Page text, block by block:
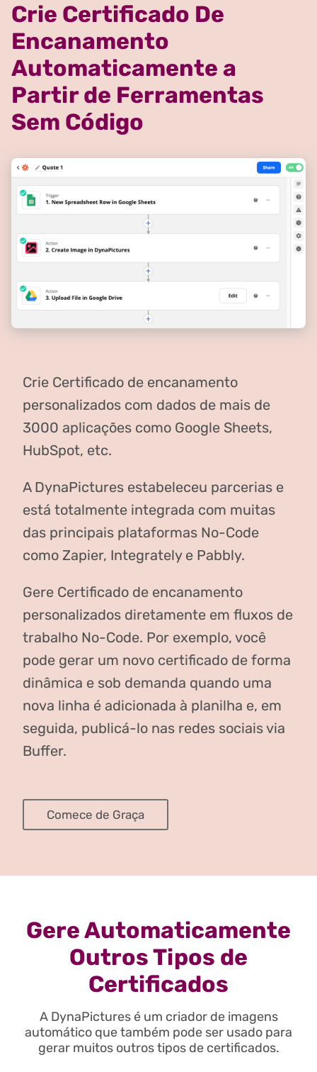
Crie Certificado De
Encanamento
Automaticamente a
Partir de Ferramentas
Sem Código
Crie Certificado de encanamento
personalizados com dados de mais de
3000 aplicações como Google Sheets,
HubSpot, etc.
A DynaPictures estabeleceu parcerias e
está totalmente integrada com muitas
das principais plataformas No-Code
como Zapier, Integrately e Pabbly.
Gere Certificado de encanamento
personalizados diretamente em fluxos de
trabalho No-Code. Por exemplo, você
pode gerar um novo certificado de forma
dinâmica e sob demanda quando uma
nova linha é adicionada à planilha e, em
seguida, publicá-lo nas redes sociais via
Buffer.
Comece de Graça
Gere Automaticamente
Outros Tipos de
Certificados
A DynaPictures é um criador de imagens
automático que também pode ser usado para
gerar muitos outros tipos de certificados.